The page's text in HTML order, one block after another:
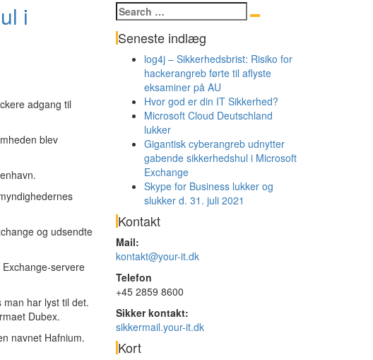
i
adgang til
blev
og udsendte
servere
har lyst til det.
Dubex.
navnet Hafnium.
Search
for:
Seneste indlæg
log4j – Sikkerhedsbrist: Risiko for
hackerangreb førte til aflyste
eksaminer på AU
Hvor god er din IT Sikkerhed?
Microsoft Cloud Deutschland
lukker
Gigantisk cyberangreb udnytter
gabende sikkerhedshul i Microsoft
Exchange
Skype for Business lukker og
slukker d. 31. juli 2021
Kontakt
Mail:
kontakt@your-it.dk
Telefon
+45 2859 8600
Sikker kontakt:
sikkermail.your-it.dk
Kort